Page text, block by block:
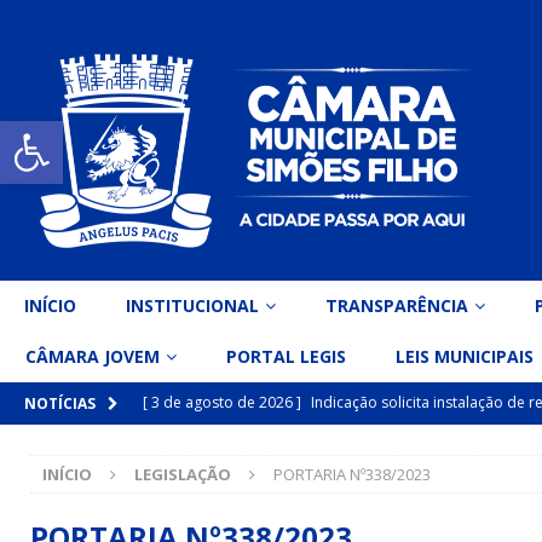
Open toolbar
INÍCIO INSTITUCIONAL TRANSPARÊNCIA
CÂMARA JOVEM PORTAL LEGIS LEIS MUNICIPAIS
NOTÍCIAS [ 3 de agosto de 2026 ] Indicação solicita instalação de
inclusiva
DESTAQUE
[ 15 de julho de 2026 ] Vereador Belo Gazineu
INÍCIO LEGISLAÇÃO PORTARIA Nº338/2023